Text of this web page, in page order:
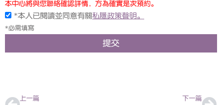
本中心將與您聯絡確認詳情，方為確實是次預約。
*本人已閱讀並同意有關私隱政策聲明。
*必需填寫
提交
上一篇
下一篇